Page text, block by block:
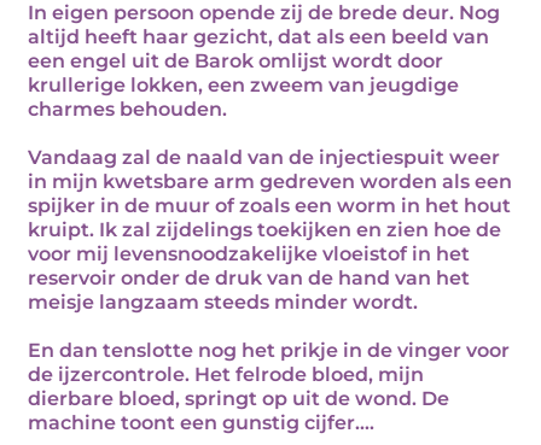
In eigen persoon opende zij de brede deur. Nog
altijd heeft haar gezicht, dat als een beeld van
een engel uit de Barok omlijst wordt door
krullerige lokken, een zweem van jeugdige
charmes behouden.
Vandaag zal de naald van de injectiespuit weer
in mijn kwetsbare arm gedreven worden als een
spijker in de muur of zoals een worm in het hout
kruipt. Ik zal zijdelings toekijken en zien hoe de
voor mij levensnoodzakelijke vloeistof in het
reservoir onder de druk van de hand van het
meisje langzaam steeds minder wordt.
En dan tenslotte nog het prikje in de vinger voor
de ijzercontrole. Het felrode bloed, mijn
dierbare bloed, springt op uit de wond. De
machine toont een gunstig cijfer....